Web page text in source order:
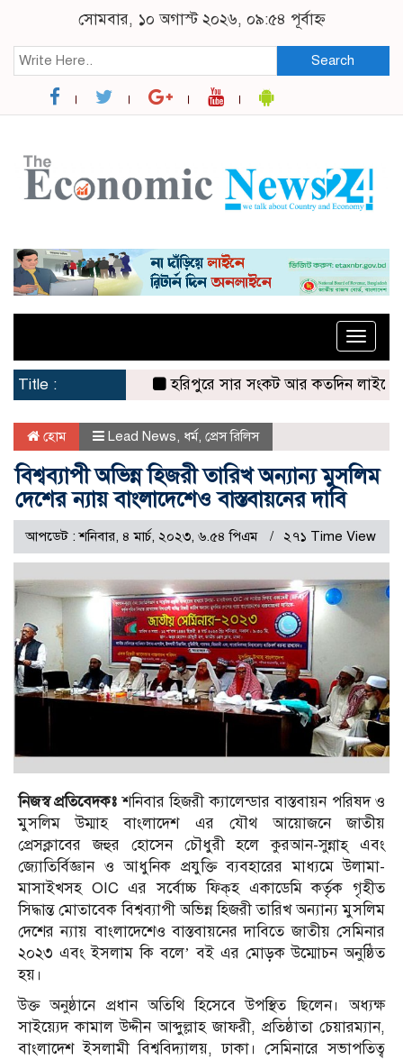
সোমবার, ১০ অগাস্ট ২০২৬, ০৯:৫৪ পূর্বাহ্ন
Search
Toggle
Title :
হরিপুরে সার সংকট আর কতদিন লাইনে
হোম Lead News ধর্ম, প্রেস রিলিস
বিশ্বব্যাপী অভিন্ন হিজরী তারিখ অন্যান্য মুসলিম
দেশের ন্যায় বাংলাদেশেও বাস্তবায়নের দাবি
আপডেট : শনিবার, ৪ মার্চ, ২০২৩, ৬.৫৪ পিএম ২৭১ Time View
নিজস্ব প্রতিবেদকঃশনিবার হিজরী ক্যালেন্ডার বাস্তবায়ন পরিষদ ও
মুসলিম উম্মাহ বাংলাদেশ এর যৌথ আয়োজনে জাতীয়
প্রেসক্লাবের জহুর হোসেন চৌধুরী হলে কুরআন-সুন্নাহ্ এবং
জ্যোতির্বিজ্ঞান ও আধুনিক প্রযুক্তি ব্যবহারের মাধ্যমে উলামা-
মাসাইখসহ OIC এর সর্বোচ্চ ফিক্‌হ একাডেমি কর্তৃক গৃহীত
সিদ্ধান্ত মোতাবেক বিশ্বব্যাপী অভিন্ন হিজরী তারিখ অন্যান্য মুসলিম
দেশের ন্যায় বাংলাদেশেও বাস্তবায়নের দাবিতে জাতীয় সেমিনার
২০২৩ এবং ইসলাম কি বলে’ বই এর মোড়ক উম্মোচন অনুষ্ঠিত
হয়।
উক্ত অনুষ্ঠানে প্রধান অতিথি হিসেবে উপস্থিত ছিলেন। অধ্যক্ষ
সাইয়্যেদ কামাল উদ্দীন আব্দুল্লাহ জাফরী, প্রতিষ্ঠাতা চেয়ারম্যান,
বাংলাদেশ ইসলামী বিশ্ববিদ্যালয়, ঢাকা। সেমিনারে সভাপতিত্ব